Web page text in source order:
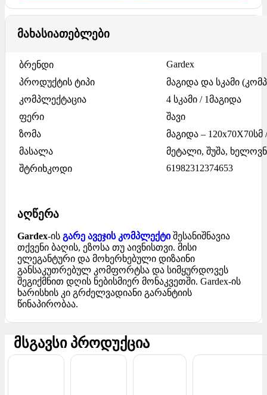
მახასიათებლები
ბრენდი
Gardex
პროდუქტის ტიპი
მაგიდა და სკამი
კომპლექტაცია
4 სკამი / 1მაგიდა
ფერი
შავი
ზომა
მაგიდა – 120x70X70სმ
მასალა
მეტალი, შუშა,
შტრიხკოდი
61982312374653
აღწერა
Gardex-ის გარე ავეჯის კომპლექტიშესანიშნავია
თქვენი ბაღის, ეზოსა თუ აივნისთვი. მისი
ელეგანტური და მოხერხებული დიზაინი
განსაკუთრებულ კომფორტსა და სიმყურდოვეს
შეგიქმნით დღის ნებისმიერ მონაკვეთში. Gardex-ის
ხარისხის კი გრძელვადიანი გარანტიის
წინაპირობაა.
მსგავსი პროდუქცია